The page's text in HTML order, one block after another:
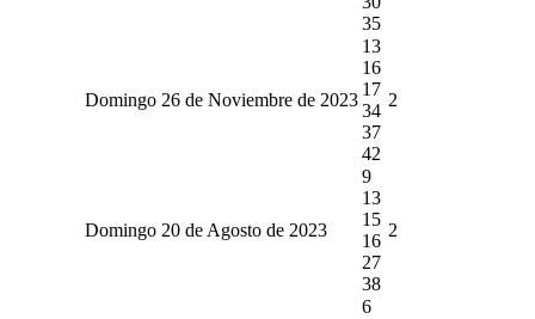
35
Domingo 26 de Noviembre de 2023
13
16
17
34
37
42
2
Domingo 20 de Agosto de 2023
9
13
15
16
27
38
2
6